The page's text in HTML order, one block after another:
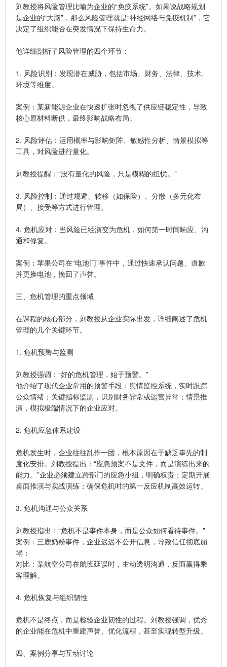
刘教授将风险管理比喻为企业的“免疫系统”。如果说战略规划
是企业的“大脑”，那么风险管理就是“神经网络与免疫机制”，它
决定了组织能否在突发情况下保持生命力。
他详细剖析了风险管理的四个环节：
1. 风险识别：发现潜在威胁，包括市场、财务、法律、技术、
环境等维度。
案例：某新能源企业在快速扩张时忽视了供应链稳定性，导致
核心原材料断供，最终影响战略布局。
2. 风险评估：运用概率与影响矩阵、敏感性分析、情景模拟等
工具，对风险进行量化。
刘教授提醒：“没有量化的风险，只是模糊的担忧。”
3. 风险控制：通过规避、转移（如保险）、分散（多元化布
局）、接受等方式进行管理。
4. 危机应对：当风险已经演变为危机，如何第一时间响应、沟
通和修复。
案例：苹果公司在“电池门”事件中，通过快速承认问题、道歉
并更换电池，挽回了声誉。
三、危机管理的重点领域
在课程的核心部分，刘教授从企业实际出发，详细阐述了危机
管理的几个关键环节。
1. 危机预警与监测
刘教授强调：“好的危机管理，始于预警。”
他介绍了现代企业常用的预警手段：舆情监控系统，实时跟踪
公众情绪；关键指标监测，识别财务异常或运营异常；情景推
演，模拟极端情况下的企业应对。
2. 危机应急体系建设
危机发生时，企业往往乱作一团，根本原因在于缺乏事先的制
度化安排。刘教授提出：“应急预案不是文件，而是演练出来的
能力。”企业必须建立跨部门的应急小组，明确权责；定期开展
桌面推演与实战演练；确保危机时的第一反应机制高效运转。
3. 危机沟通与公众关系
刘教授指出：“危机不是事件本身，而是公众如何看待事件。”
案例：三鹿奶粉事件，企业迟迟不公开信息，导致信任彻底崩
塌；
对比：某航空公司在航班延误时，主动透明沟通，反而赢得乘
客理解。
4. 危机恢复与组织韧性
危机不是终点，而是检验企业韧性的过程。刘教授强调，优秀
的企业能在危机中重建声誉、优化流程，甚至实现转型升级。
四、案例分享与互动讨论